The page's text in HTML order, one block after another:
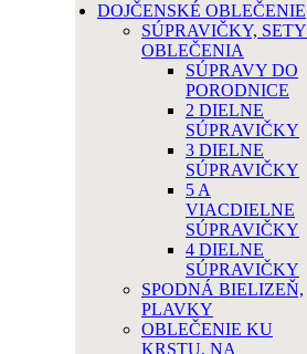
DOJČENSKÉ OBLEČENIE
SÚPRAVIČKY, SETY
OBLEČENIA
SÚPRAVY DO
PORODNICE
2 DIELNE
SÚPRAVIČKY
3 DIELNE
SÚPRAVIČKY
5 A
VIACDIELNE
SÚPRAVIČKY
4 DIELNE
SÚPRAVIČKY
SPODNÁ BIELIZEŇ,
PLAVKY
OBLEČENIE KU
KRSTU, NA